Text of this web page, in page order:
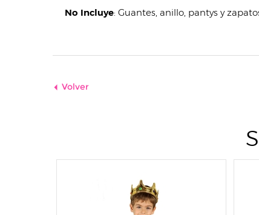
No Incluye: Guantes, anillo, pantys y
Volver